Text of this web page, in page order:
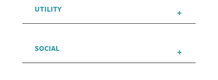
UTILITY
SOCIAL